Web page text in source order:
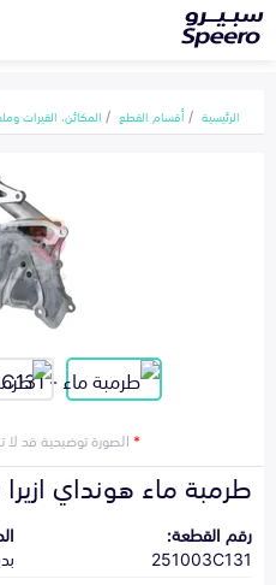
الرئيسية أقسام القطع المكائن، القيرات
*الصورة توضيحية قد لا
طرمبة ماء هونداي ازيرا 2018-2023
رقم القطعة:
251003C131